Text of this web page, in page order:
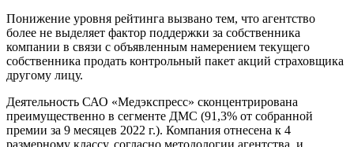
Понижение уровня рейтинга вызвано тем, что агентство
более не выделяет фактор поддержки за собственника
компании в связи с объявленным намерением текущего
собственника продать контрольный пакет акций страховщика
другому лицу.
Деятельность САО «Медэкспресс» сконцентрирована
преимущественно в сегменте ДМС (91,3% от собранной
премии за 9 месяцев 2022 г.). Компания отнесена к 4